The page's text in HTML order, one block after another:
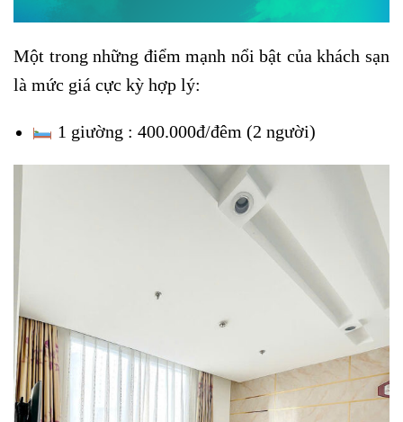
Một trong những điểm mạnh nổi bật của khách sạn
là mức giá cực kỳ hợp lý:
1 giường : 400.000đ/đêm (2 người)